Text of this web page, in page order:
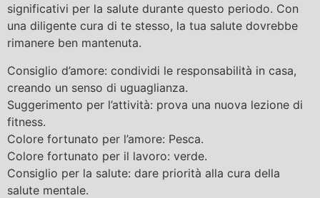
significativi per la salute durante questo periodo. Con
una diligente cura di te stesso, la tua salute dovrebbe
rimanere ben mantenuta.
Consiglio d’amore: condividi le responsabilità in casa,
creando un senso di uguaglianza.
Suggerimento per l’attività: prova una nuova lezione di
fitness.
Colore fortunato per l’amore: Pesca.
Colore fortunato per il lavoro: verde.
Consiglio per la salute: dare priorità alla cura della
salute mentale.